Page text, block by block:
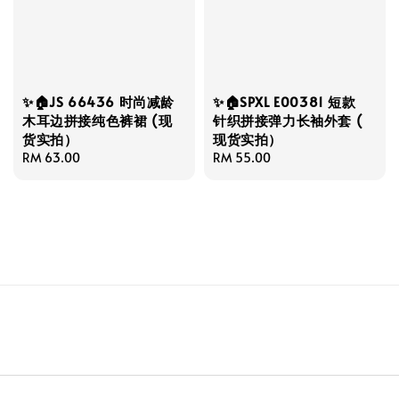
✨🏠JS 66436 时尚减龄
木耳边拼接纯色裤裙 (现
货实拍）
Regular
RM 63.00
✨🏠SPXL E00381 短款
针织拼接弹力长袖外套 (
现货实拍）
Regular
RM 55.00